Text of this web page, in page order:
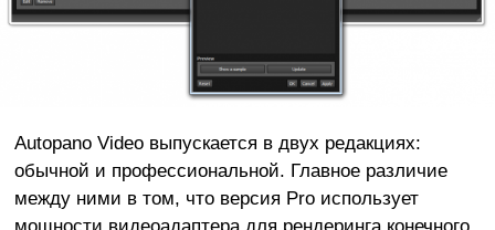
Autopano Video выпускается в двух редакциях:
обычной и профессиональной. Главное различие
между ними в том, что версия Pro использует